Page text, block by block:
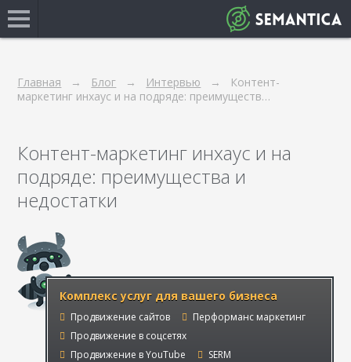
Главная Блог Интервью
Контент-
маркетинг инхаус и на подряде: преимуществ…
Контент-маркетинг инхаус и на
подряде: преимущества и
недостатки
Комплекс услуг для вашего бизнеса
Продвижение сайтов
Перформанс маркетинг
Продвижение в соцсетях
Продвижение в YouTube
SERM